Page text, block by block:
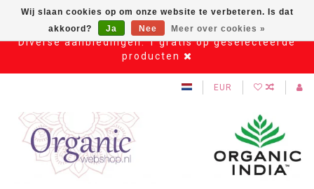
Diverse aanbiedingen: 1 gratis op geselecteerde
producten
EUR
Wij slaan cookies op om onze website te verbeteren. Is dat
akkoord?
Ja Nee Meer over cookies »